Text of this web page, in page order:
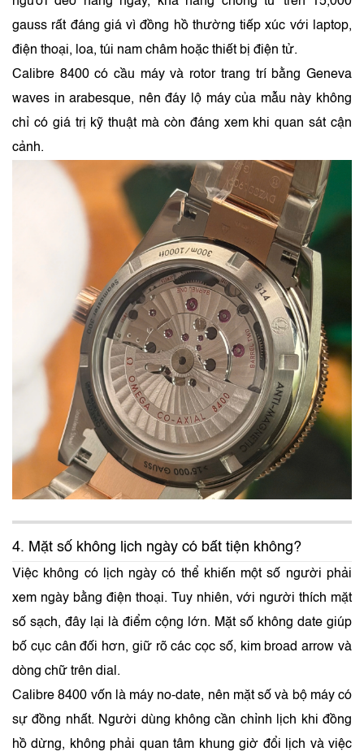
gauss rất đáng giá vì đồng hồ thường tiếp xúc với laptop,
điện thoại, loa, túi nam châm hoặc thiết bị điện tử.
Calibre 8400 có cầu máy và rotor trang trí bằng Geneva
waves in arabesque, nên đáy lộ máy của mẫu này không
chỉ có giá trị kỹ thuật mà còn đáng xem khi quan sát cận
cảnh.
4. Mặt số không lịch ngày có bất tiện không?
Việc không có lịch ngày có thể khiến một số người phải
xem ngày bằng điện thoại. Tuy nhiên, với người thích mặt
số sạch, đây lại là điểm cộng lớn. Mặt số không date giúp
bố cục cân đối hơn, giữ rõ các cọc số, kim broad arrow và
dòng chữ trên dial.
Calibre 8400 vốn là máy no-date, nên mặt số và bộ máy có
sự đồng nhất. Người dùng không cần chỉnh lịch khi đồng
hồ dừng, không phải quan tâm khung giờ đổi lịch và việc